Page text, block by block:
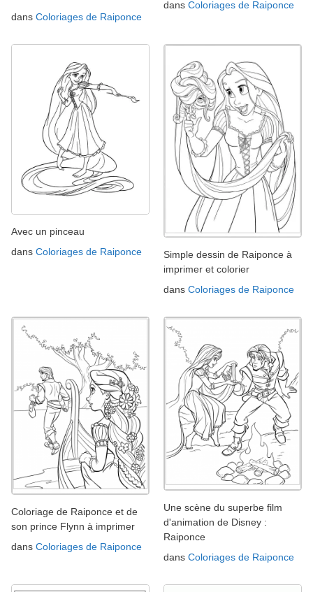
dans Coloriages de Raiponce
dans Coloriages de Raiponce
Avec un pinceau
dans Coloriages de Raiponce
Simple dessin de Raiponce à
imprimer et colorier
dans Coloriages de Raiponce
Coloriage de Raiponce et de
son prince Flynn à imprimer
dans Coloriages de Raiponce
Une scène du superbe film
d'animation de Disney :
Raiponce
dans Coloriages de Raiponce